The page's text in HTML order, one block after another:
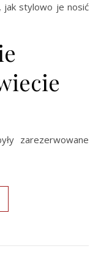
jak stylowo je nosić
zarezerwowane